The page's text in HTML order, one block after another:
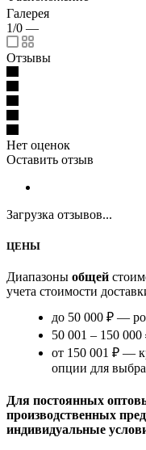
Галерея
1/0 —
Отзывы
Нет оценок
Оставить отзыв
Загрузка отзывов...
ЦЕНЫ
Диапазоны общей
учета стоимости
до 50 000 ₽ —
50 001 – 150
от 150 001 ₽ —
опции для
Для постоянных
производственных
индивидуальные